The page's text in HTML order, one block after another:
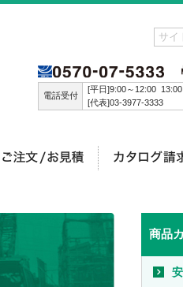
電話受付
[平日]9:00～12:00
[代表]03-3977-3333
商品